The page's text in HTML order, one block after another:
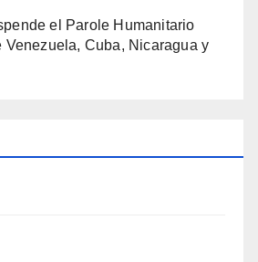
el Parole Humanitario
Venezuela, Cuba, Nicaragua y